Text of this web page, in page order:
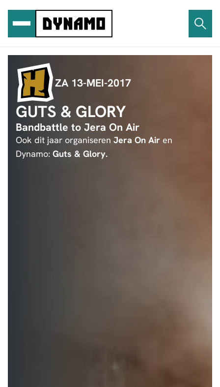
inhoud
ZA 13-MEI-2017
GUTS & GLORY
Bandbattle to Jera On Air
Ook dit jaar organiseren Jera On Air en
Dynamo: Guts & Glory.